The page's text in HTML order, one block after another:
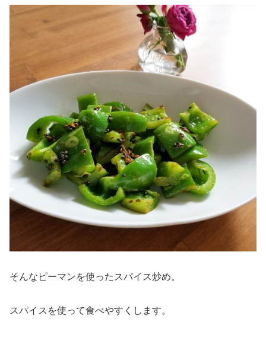
そんなピーマンを使ったスパイス炒め。
スパイスを使って食べやすくします。